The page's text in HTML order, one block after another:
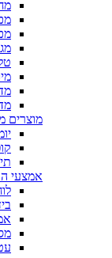
מוצרים
אמצעי